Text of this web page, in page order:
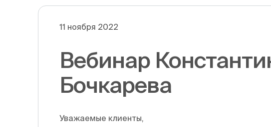
11 ноября 2022
Вебинар
Бочкарева
Уважаемые клиенты,